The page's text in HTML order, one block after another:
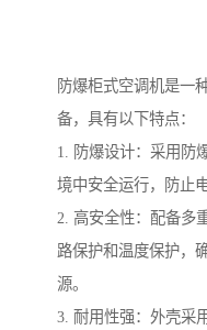
防爆柜式空调机是一
备，具有以下特点：
1. 防爆设计：采用防
境中安全运行，防止
2. 高安全性：配备多
路保护和温度保护，
源。
3. 耐用性强：外壳采